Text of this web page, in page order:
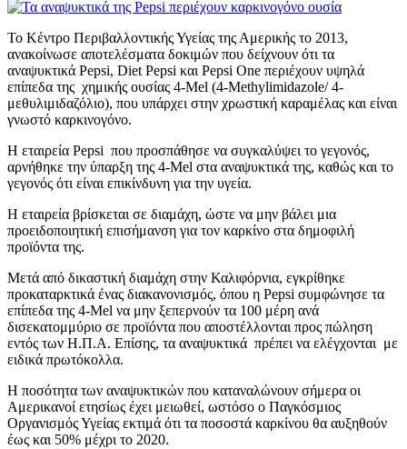
Το Κέντρο Περιβαλλοντικής Υγείας της Αμερικής το 2013,
ανακοίνωσε αποτελέσματα δοκιμών που δείχνουν ότι τα
αναψυκτικά Pepsi, Diet Pepsi και Pepsi One περιέχουν υψηλά
επίπεδα της χημικής ουσίας 4-Mel (4-Methylimidazole/ 4-
μεθυλιμιδαζόλιο), που υπάρχει στην χρωστική καραμέλας και είναι
γνωστό καρκινογόνο.
Η εταιρεία Pepsi που προσπάθησε να συγκαλύψει το γεγονός,
αρνήθηκε την ύπαρξη της 4-Mel στα αναψυκτικά της, καθώς και το
γεγονός ότι είναι επικίνδυνη για την υγεία.
Η εταιρεία βρίσκεται σε διαμάχη, ώστε να μην βάλει μια
προειδοποιητική επισήμανση για τον καρκίνο στα δημοφιλή
προϊόντα της.
Μετά από δικαστική διαμάχη στην Καλιφόρνια, εγκρίθηκε
προκαταρκτικά ένας διακανονισμός, όπου η Pepsi συμφώνησε τα
επίπεδα της 4-Mel να μην ξεπερνούν τα 100 μέρη ανά
δισεκατομμύριο σε προϊόντα που αποστέλλονται προς πώληση
εντός των Η.Π.Α. Επίσης, τα αναψυκτικά πρέπει να ελέγχονται με
ειδικά πρωτόκολλα.
Η ποσότητα των αναψυκτικών που καταναλώνουν σήμερα οι
Αμερικανοί ετησίως έχει μειωθεί, ωστόσο ο Παγκόσμιος
Οργανισμός Υγείας εκτιμά ότι τα ποσοστά καρκίνου θα αυξηθούν
έως και 50% μέχρι το 2020.